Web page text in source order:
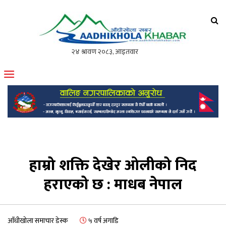
मोफसलकै लोकप्रिय अनलाइन पत्रिका
हाम्रो शक्ति देखेर ओलीको निद
हराएको छ : माधब नेपाल
आँधीखोला समाचार डेस्क ५ वर्ष अगाडि